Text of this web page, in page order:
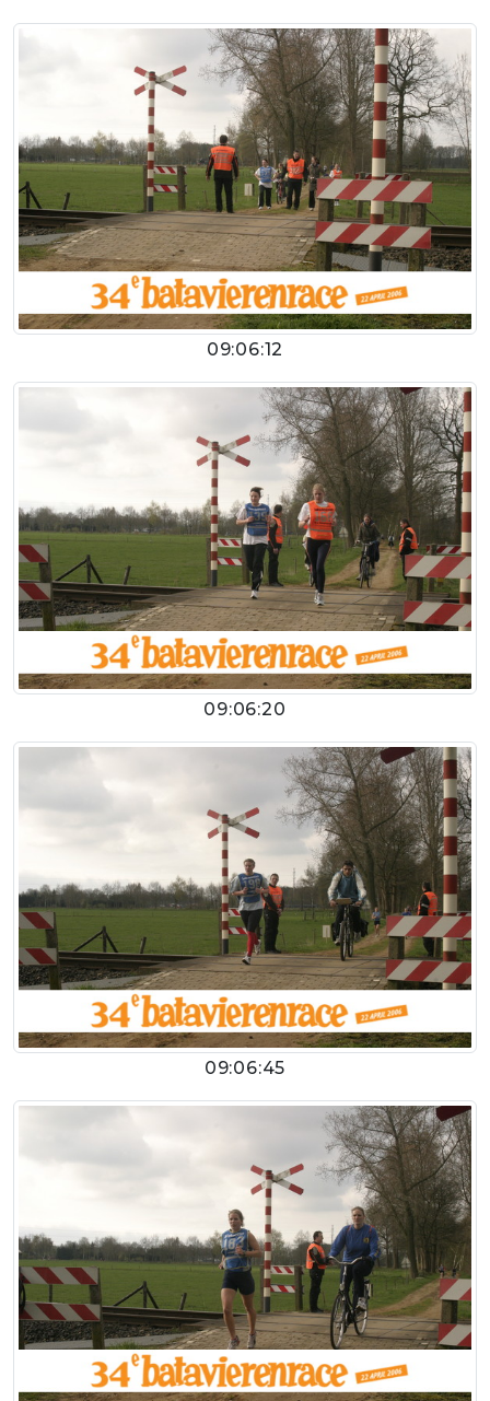
09:06:12
09:06:20
09:06:45